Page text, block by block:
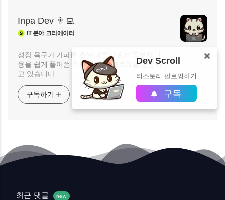
Inpa Dev 👨‍💻
IT분야 크리에이터
성장 욕구가 가파른 초보 개발자로서 공부한 내
용을 쉽게 풀어쓴 기술 개발자 블로그를 운영하
고 있습니다.
구독하기
Dev Scroll
티스토리 팔로잉하기
구독
최근 댓글 new